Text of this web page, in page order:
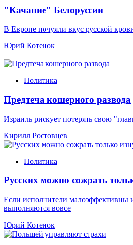
"Качание" Белоруссии
В Европе почуяли вкус русской
Юрий Котенок
Политика
Предтеча кошерного развода
Израиль рискует потерять свою
Кирилл Ростовцев
Политика
Русских можно сожрать
Если исполнители малоэффективны
выполняются вовсе
Юрий Котенок